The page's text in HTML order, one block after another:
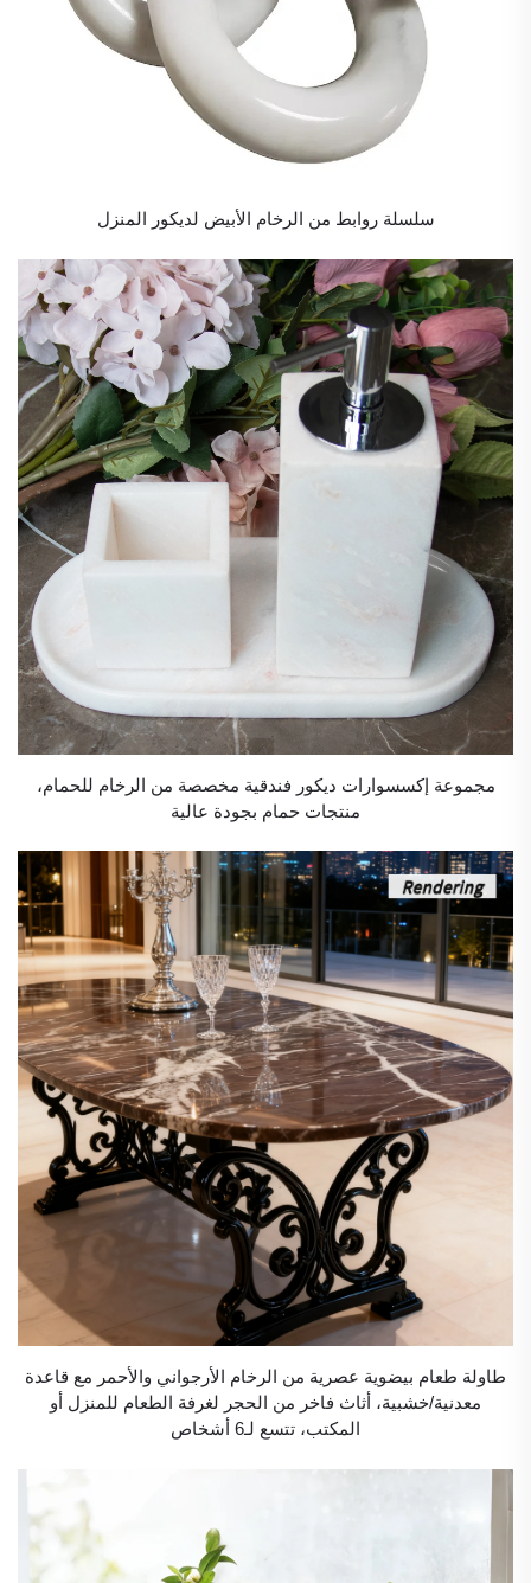
سلسلة روابط من الرخام الأبيض لديكور المنزل
مجموعة إكسسوارات ديكور فندقية مخصصة من الرخام للحمام،
منتجات حمام بجودة عالية
طاولة طعام بيضوية عصرية من الرخام الأرجواني والأحمر مع قاعدة
معدنية/خشبية، أثاث فاخر من الحجر لغرفة الطعام للمنزل أو
المكتب، تتسع لـ6 أشخاص